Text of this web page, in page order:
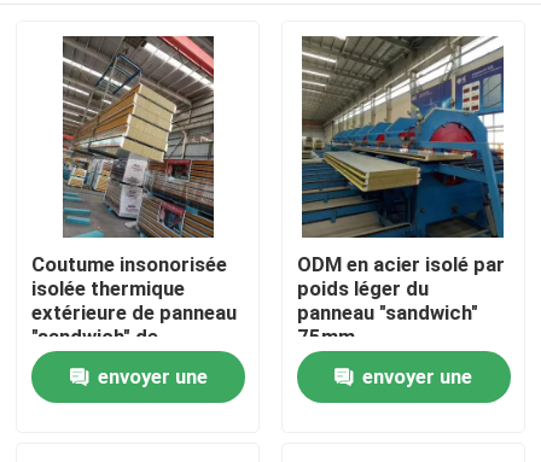
Maison
Produits
Coutume insonorisée
isolée thermique
extérieure de panneau
"sandwich" de
Rockwool
envoyer une
ODM en acier isolé par
poids léger du
panneau "sandwich"
75mm
envoyer une